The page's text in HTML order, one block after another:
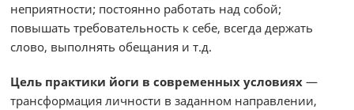
неприятности; постоянно работать над собой;
повышать требовательность к себе, всегда держать
слово, выполнять обещания и т.д.
Цель практики йоги в современных условиях —
трансформация личности в заданном направлении,